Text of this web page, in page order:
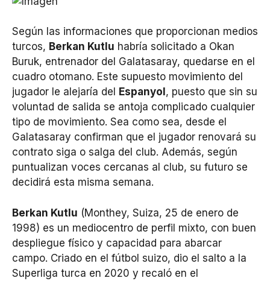
Según las informaciones que proporcionan medios
turcos, Berkan Kutlu habría solicitado a Okan
Buruk, entrenador del Galatasaray, quedarse en el
cuadro otomano. Este supuesto movimiento del
jugador le alejaría del
Espanyol , puesto que sin su
voluntad de salida se antoja complicado cualquier
tipo de movimiento. Sea como sea, desde el
Galatasaray confirman que el jugador renovará su
contrato siga o salga del club. Además, según
puntualizan voces cercanas al club, su futuro se
decidirá esta misma semana.
Berkan Kutlu (Monthey, Suiza, 25 de enero de
1998) es un mediocentro de perfil mixto, con buen
despliegue físico y capacidad para abarcar
campo. Criado en el fútbol suizo, dio el salto a la
Superliga turca en 2020 y recaló en el